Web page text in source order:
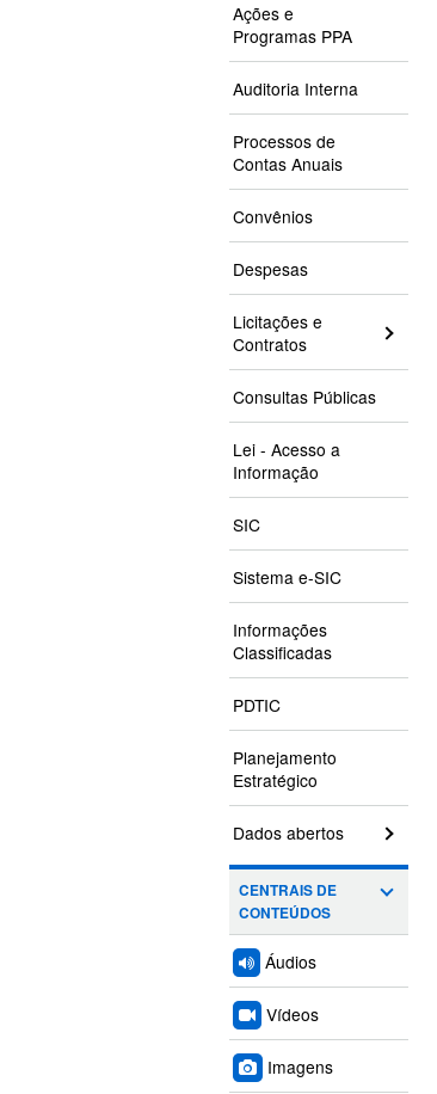
Ações e
Programas PPA
Auditoria Interna
Processos de
Contas Anuais
Convênios
Despesas
Licitações e
Contratos
Consultas Públicas
Lei - Acesso a
Informação
SIC
Sistema e-SIC
Informações
Classificadas
PDTIC
Planejamento
Estratégico
Dados abertos
CENTRAIS DE
CONTEÚDOS
Áudios
Vídeos
Imagens